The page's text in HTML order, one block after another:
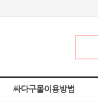
싸다구몰이용방법